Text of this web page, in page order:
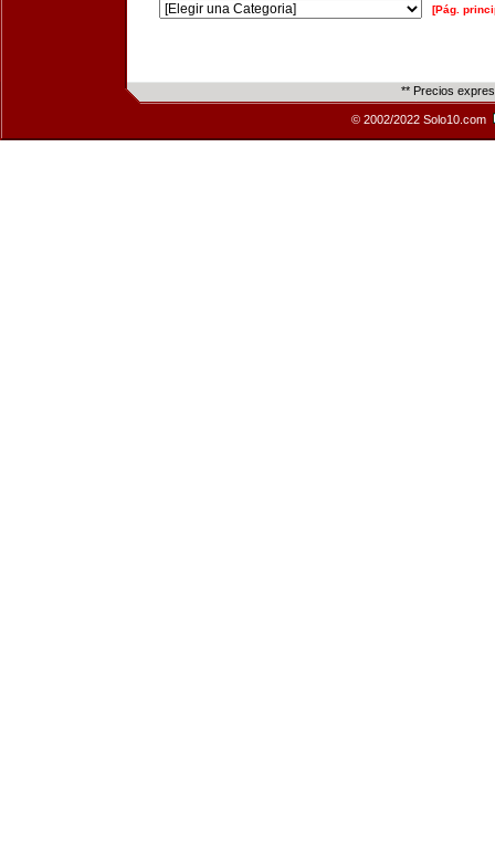
[Pág.
** Precios
© 2002/2022 Solo10.com